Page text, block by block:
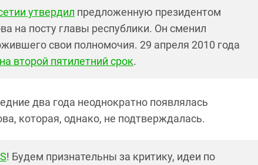
утвердил предложенную президентом
на посту главы республики. Он сменил
свои полномочия. 29 апреля 2010 года
второй пятилетний срок.
два года неоднократно появлялась
которая, однако, не подтверждалась.
! Будем признательны за критику, идеи по